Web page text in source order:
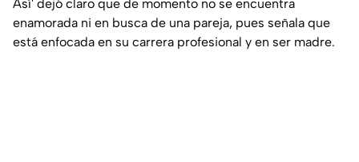
Así' dejó claro que de momento no se encuentra
enamorada ni en busca de una pareja, pues señala que
está enfocada en su carrera profesional y en ser madre.